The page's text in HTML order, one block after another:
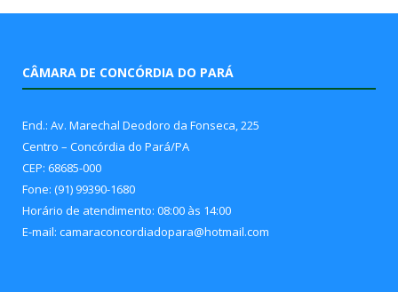
CÂMARA DE CONCÓRDIA DO PARÁ
End.: Av. Marechal Deodoro da Fonseca, 225
Centro – Concórdia do Pará/PA
CEP: 68685-000
Fone: (91) 99390-1680
Horário de atendimento: 08:00 às 14:00
E-mail: camaraconcordiadopara@hotmail.com